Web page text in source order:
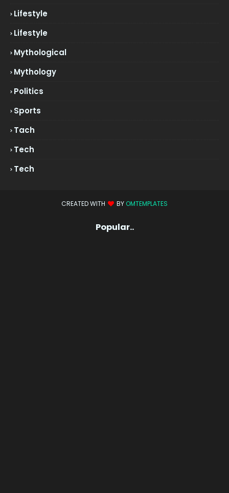
Lifestyle
Lifestyle
Mythological
Mythology
Politics
Sports
Tach
Tech
Tech
CREATED WITH BY OMTEMPLATES
Popular..